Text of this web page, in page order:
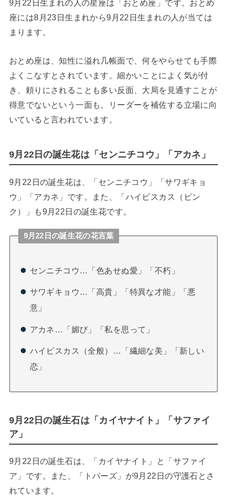
9月22日生まれの人の星座は「おとめ座」です。おとめ
座には8月23日生まれから9月22日生まれの人が当ては
まります。
おとめ座は、知性に溢れ几帳面で、何をやらせても手際
よくこなすとされています。細かいことによく気が付
き、頼りにされることも多い反面、大局を見通すことが
得意でないという一面も。リーダーを補佐する立場に向
いていると言われています。
9月22日の誕生花は「センニチコウ」「アカネ」
9月22日の誕生花は、「センニチコウ」「サワギキョ
ウ」「アカネ」です。また、「ハイビスカス（ピン
ク）」も9月22日の誕生花です。
9月22日の誕生花の花言葉
センニチコウ…「色あせぬ愛」「不朽」
サワギキョウ…「高貴」「特異な才能」「悪
意」
アカネ…「媚び」「私を思って」
ハイビスカス（全般）…「繊細な美」「新しい
恋」
9月22日の誕生石は「カイヤナイト」「サファイ
ア」
9月22日の誕生石は、「カイヤナイト」と「サファイ
ア」です。また、「トパーズ」が9月22日の守護石とさ
れています。